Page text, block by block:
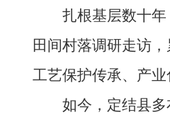
扎根基层数十
田间村落调研走访
工艺保护传承、产业
如今，定结县